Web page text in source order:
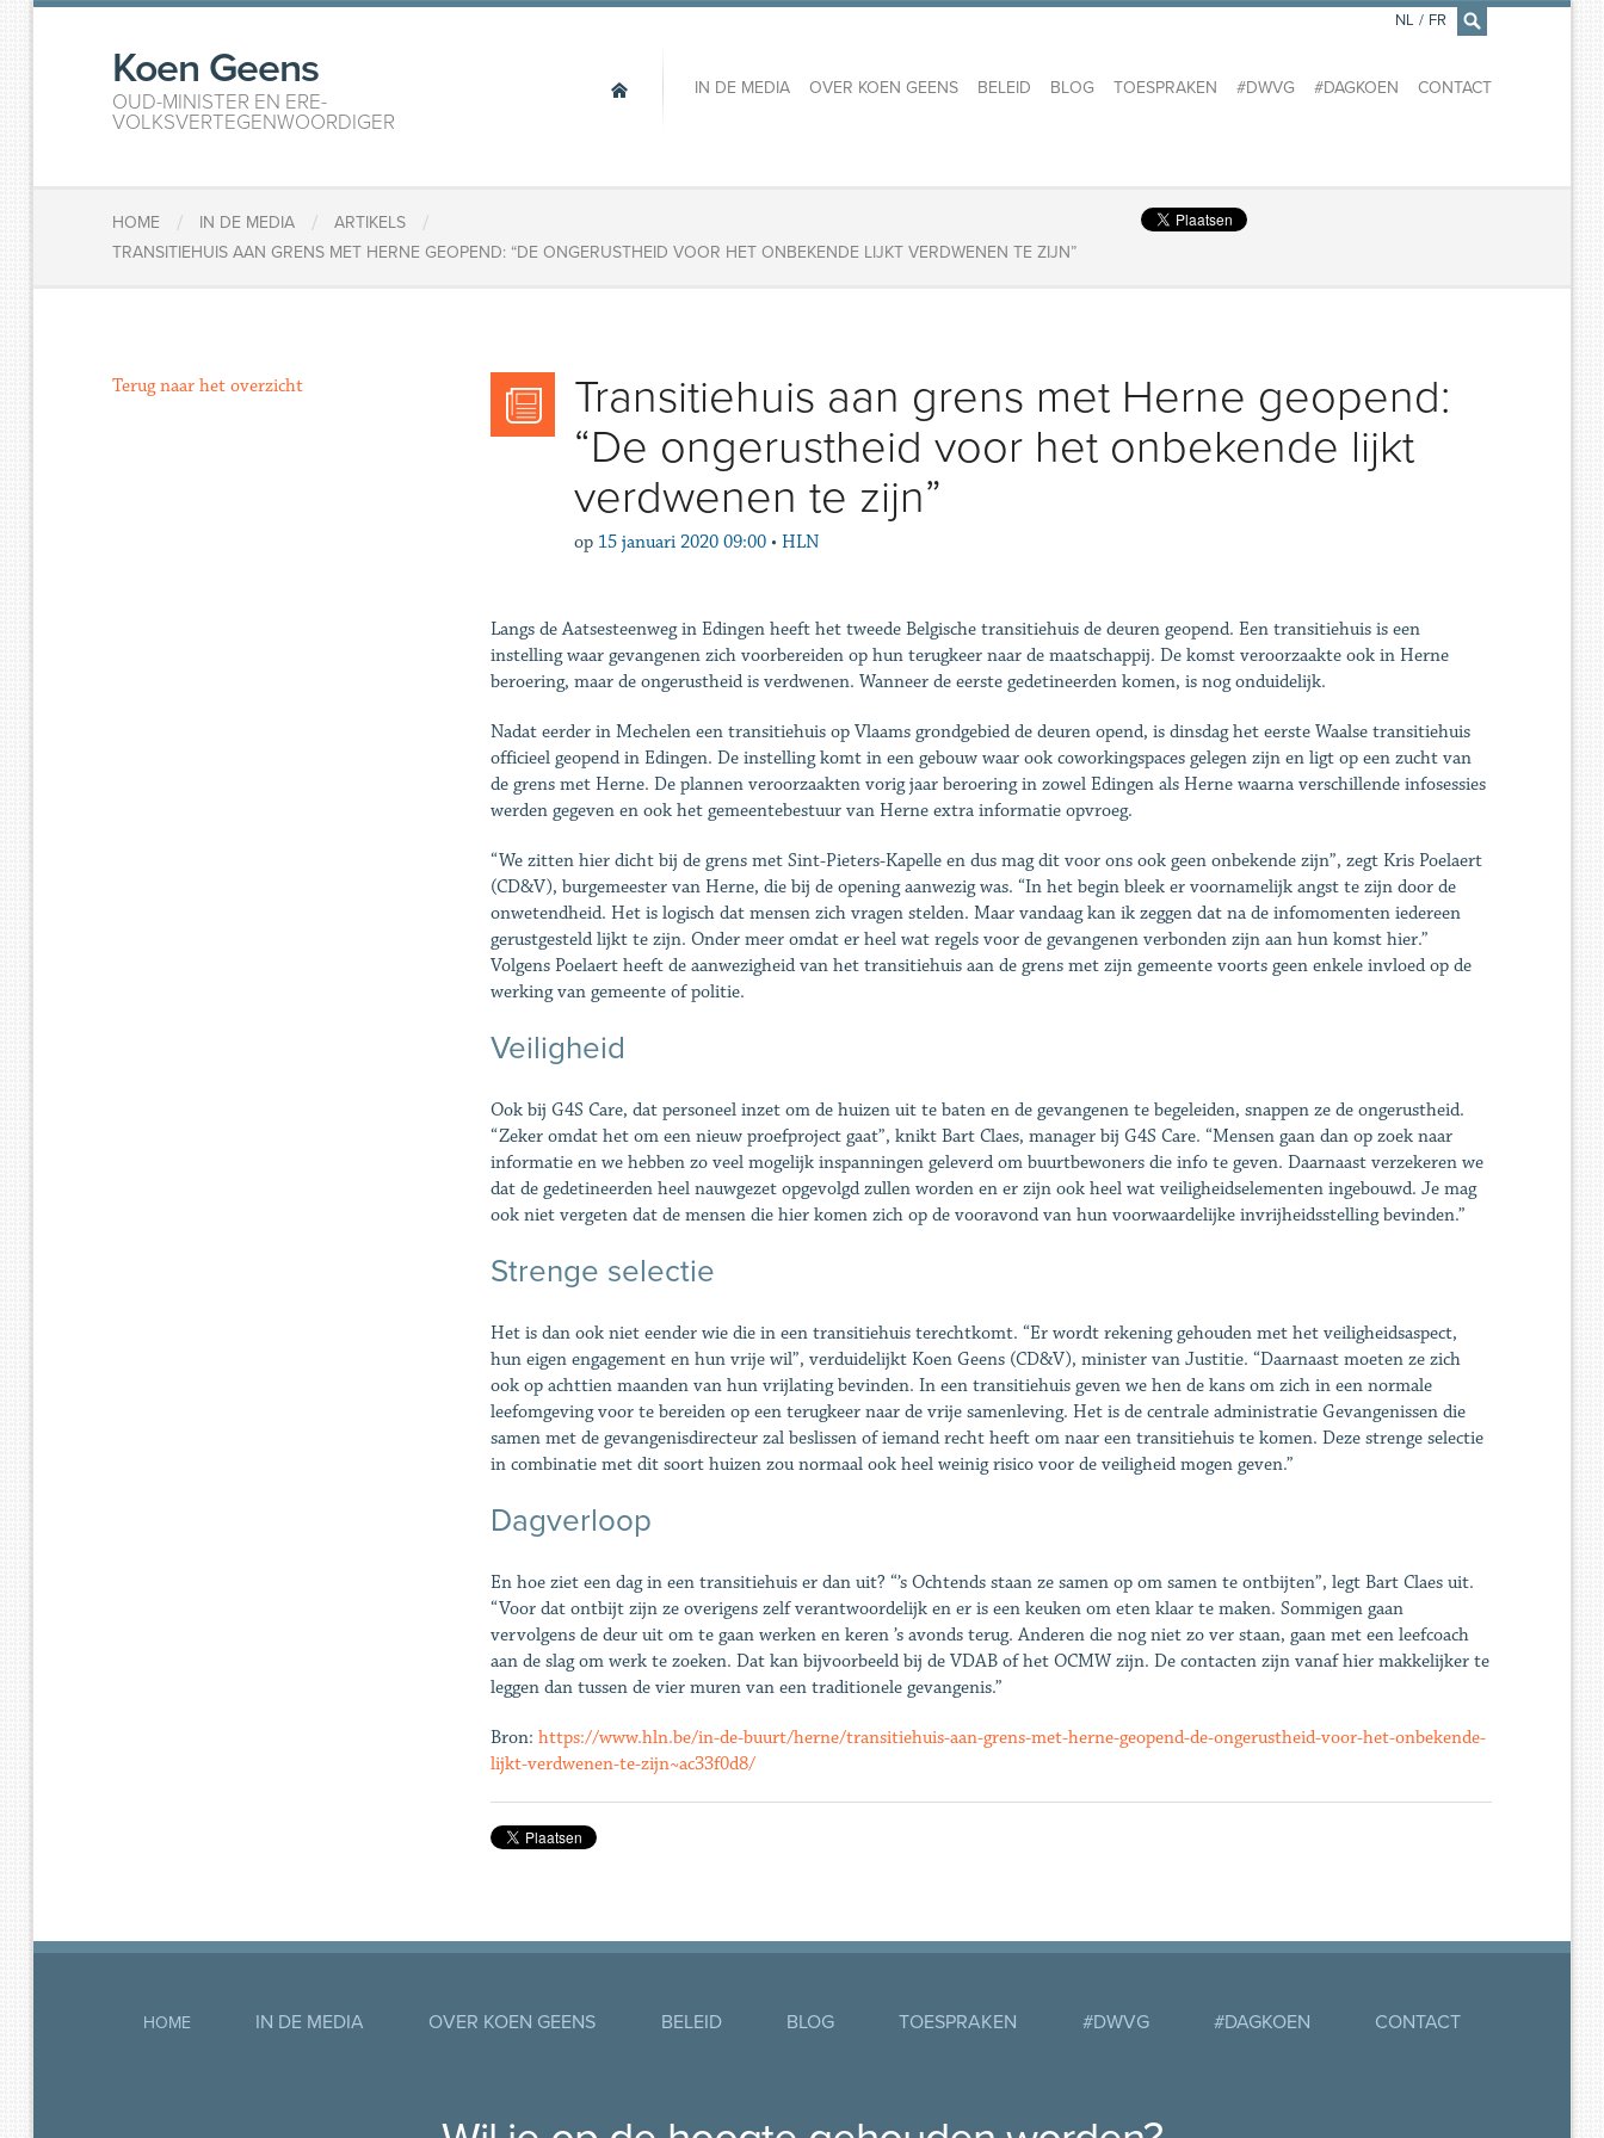
×
Koen Geens
OUD-MINISTER EN ERE-
VOLKSVERTEGENWOORDIGER
IN DE MEDIA OVER KOEN GEENS BELEID BLOG TOESPRAKEN #DWVG #DAGKOEN CONTACT
NL / FR
HOME / IN DE MEDIA / ARTIKELS /
TRANSITIEHUIS AAN GRENS MET HERNE GEOPEND: “DE ONGERUSTHEID VOOR HET ONBEKENDE LIJKT VERDWENEN TE ZIJN”
Transitiehuis aan grens met Herne geopend:
“De ongerustheid voor het onbekende lijkt
verdwenen te zijn”
op 15 januari 2020 09:00 • HLN
Langs de Aatsesteenweg in Edingen heeft het tweede Belgische transitiehuis de deuren geopend. Een transitiehuis is een
instelling waar gevangenen zich voorbereiden op hun terugkeer naar de maatschappij. De komst veroorzaakte ook in Herne
beroering, maar de ongerustheid is verdwenen. Wanneer de eerste gedetineerden komen, is nog onduidelijk.
Nadat eerder in Mechelen een transitiehuis op Vlaams grondgebied de deuren opend, is dinsdag het eerste Waalse transitiehuis
officieel geopend in Edingen. De instelling komt in een gebouw waar ook coworkingspaces gelegen zijn en ligt op een zucht van
de grens met Herne. De plannen veroorzaakten vorig jaar beroering in zowel Edingen als Herne waarna verschillende infosessies
werden gegeven en ook het gemeentebestuur van Herne extra informatie opvroeg.
“We zitten hier dicht bij de grens met Sint-Pieters-Kapelle en dus mag dit voor ons ook geen onbekende zijn”, zegt Kris Poelaert
(CD&V), burgemeester van Herne, die bij de opening aanwezig was. “In het begin bleek er voornamelijk angst te zijn door de
onwetendheid. Het is logisch dat mensen zich vragen stelden. Maar vandaag kan ik zeggen dat na de infomomenten iedereen
gerustgesteld lijkt te zijn. Onder meer omdat er heel wat regels voor de gevangenen verbonden zijn aan hun komst hier.”
Volgens Poelaert heeft de aanwezigheid van het transitiehuis aan de grens met zijn gemeente voorts geen enkele invloed op de
werking van gemeente of politie.
Veiligheid
Ook bij G4S Care, dat personeel inzet om de huizen uit te baten en de gevangenen te begeleiden, snappen ze de ongerustheid.
“Zeker omdat het om een nieuw proefproject gaat”, knikt Bart Claes, manager bij G4S Care. “Mensen gaan dan op zoek naar
informatie en we hebben zo veel mogelijk inspanningen geleverd om buurtbewoners die info te geven. Daarnaast verzekeren we
dat de gedetineerden heel nauwgezet opgevolgd zullen worden en er zijn ook heel wat veiligheidselementen ingebouwd. Je mag
ook niet vergeten dat de mensen die hier komen zich op de vooravond van hun voorwaardelijke invrijheidsstelling bevinden.”
Strenge selectie
Het is dan ook niet eender wie die in een transitiehuis terechtkomt. “Er wordt rekening gehouden met het veiligheidsaspect,
hun eigen engagement en hun vrije wil”, verduidelijkt Koen Geens (CD&V), minister van Justitie. “Daarnaast moeten ze zich
ook op achttien maanden van hun vrijlating bevinden. In een transitiehuis geven we hen de kans om zich in een normale
leefomgeving voor te bereiden op een terugkeer naar de vrije samenleving. Het is de centrale administratie Gevangenissen die
samen met de gevangenisdirecteur zal beslissen of iemand recht heeft om naar een transitiehuis te komen. Deze strenge selectie
in combinatie met dit soort huizen zou normaal ook heel weinig risico voor de veiligheid mogen geven.”
Dagverloop
En hoe ziet een dag in een transitiehuis er dan uit? “’s Ochtends staan ze samen op om samen te ontbijten”, legt Bart Claes uit.
“Voor dat ontbijt zijn ze overigens zelf verantwoordelijk en er is een keuken om eten klaar te maken. Sommigen gaan
vervolgens de deur uit om te gaan werken en keren ’s avonds terug. Anderen die nog niet zo ver staan, gaan met een leefcoach
aan de slag om werk te zoeken. Dat kan bijvoorbeeld bij de VDAB of het OCMW zijn. De contacten zijn vanaf hier makkelijker te
leggen dan tussen de vier muren van een traditionele gevangenis.”
Bron: https://www.hln.be/in-de-buurt/herne/transitiehuis-aan-grens-met-herne-geopend-de-ongerustheid-voor-het-onbekende-
lijkt-verdwenen-te-zijn~ac33f0d8/
Terug naar het overzicht
HOME IN DE MEDIA OVER KOEN GEENS BELEID BLOG TOESPRAKEN #DWVG #DAGKOEN CONTACT